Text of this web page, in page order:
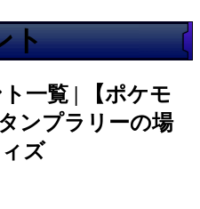
ト
一覧 | 【ポケモ
ンプラリーの場
ズ